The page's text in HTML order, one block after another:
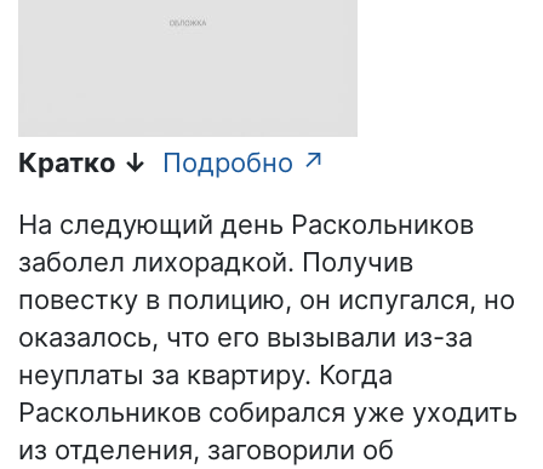
Кратко ↓
Подробно ↗
На следующий день Раскольников
заболел лихорадкой. Получив
повестку в полицию, он испугался, но
оказалось, что его вызывали из-за
неуплаты за квартиру. Когда
Раскольников собирался уже уходить
из отделения, заговорили об